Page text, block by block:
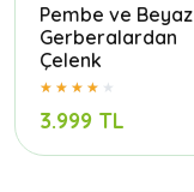
Pembe ve Beyaz
Gerberalardan
Çelenk
3.999 TL